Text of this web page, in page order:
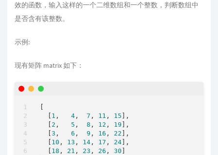
效的函数，输入这样的一个二维数组和一个整数，判断数组中
是否含有该整数。
示例:
现有矩阵 matrix 如下：
1 , 4 , 7 , 11 , 15 ],
2 , 5 , 8 , 12 , 19 ],
3 , 6 , 9 , 16 , 22 ],
10 , 13 , 14 , 17 , 24 ],
18 , 21 , 23 , 26 , 30